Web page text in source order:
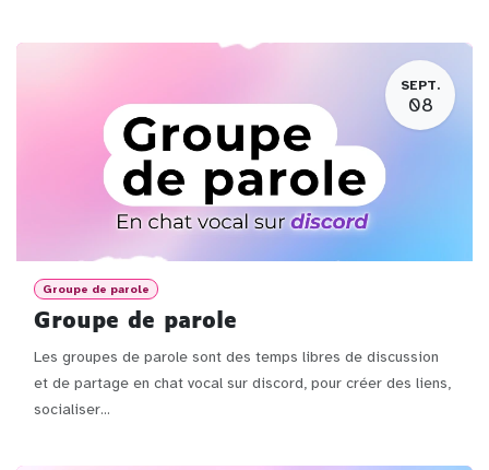
SEPT.
08
Groupe de parole
Groupe de parole
Les groupes de parole sont des temps libres de discussion
et de partage en chat vocal sur discord, pour créer des liens,
socialiser...